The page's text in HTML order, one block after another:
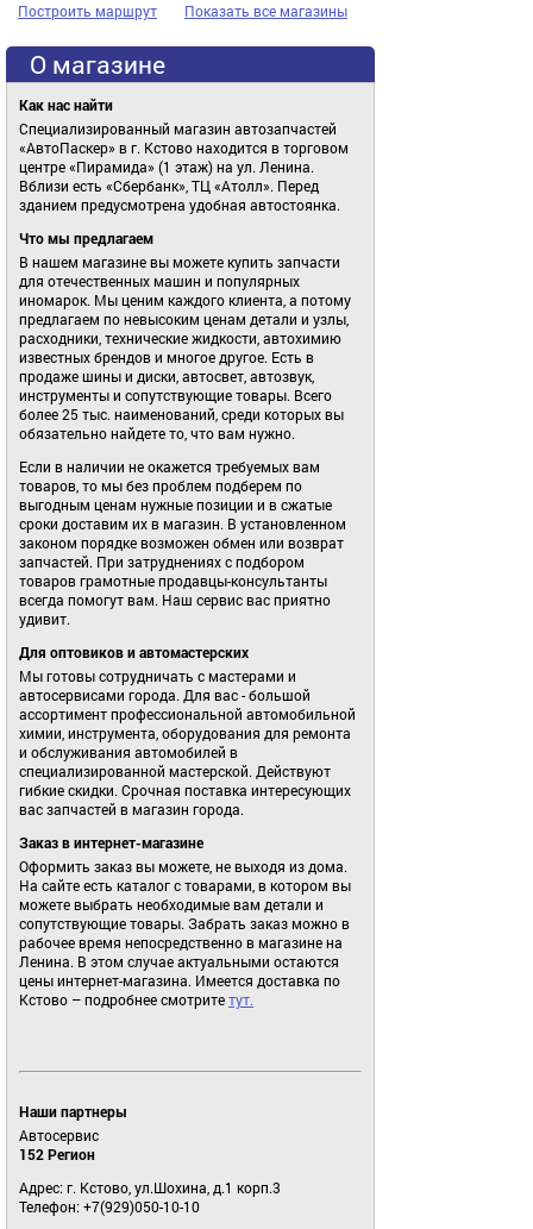
Построить маршрут Показать все магазины
О магазине
Как нас найти
Специализированный магазин автозапчастей
«АвтоПаскер» в г. Кстово находится в торговом
центре «Пирамида» (1 этаж) на ул. Ленина.
Вблизи есть «Сбербанк», ТЦ «Атолл». Перед
зданием предусмотрена удобная автостоянка.
Что мы предлагаем
В нашем магазине вы можете купить запчасти
для отечественных машин и популярных
иномарок. Мы ценим каждого клиента, а потому
предлагаем по невысоким ценам детали и узлы,
расходники, технические жидкости, автохимию
известных брендов и многое другое. Есть в
продаже шины и диски, автосвет, автозвук,
инструменты и сопутствующие товары. Всего
более 25 тыс. наименований, среди которых вы
обязательно найдете то, что вам нужно.
Если в наличии не окажется требуемых вам
товаров, то мы без проблем подберем по
выгодным ценам нужные позиции и в сжатые
сроки доставим их в магазин. В установленном
законом порядке возможен обмен или возврат
запчастей. При затруднениях с подбором
товаров грамотные продавцы-консультанты
всегда помогут вам. Наш сервис вас приятно
удивит.
Для оптовиков и автомастерских
Мы готовы сотрудничать с мастерами и
автосервисами города. Для вас - большой
ассортимент профессиональной автомобильной
химии, инструмента, оборудования для ремонта
и обслуживания автомобилей в
специализированной мастерской. Действуют
гибкие скидки. Срочная поставка интересующих
вас запчастей в магазин города.
Заказ в интернет-магазине
Оформить заказ вы можете, не выходя из дома.
На сайте есть каталог с товарами, в котором вы
можете выбрать необходимые вам детали и
сопутствующие товары. Забрать заказ можно в
рабочее время непосредственно в магазине на
Ленина. В этом случае актуальными остаются
цены интернет-магазина. Имеется доставка по
Кстово – подробнее смотритетут.
Наши партнеры
Автосервис
152 Регион
Адрес: г. Кстово, ул.Шохина, д.1 корп.3
Телефон: +7(929)050-10-10